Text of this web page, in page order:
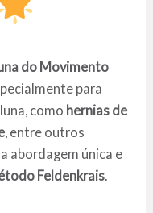
do Movimento
para
como hernias de
, entre outros
abordagem única e
Feldenkrais.